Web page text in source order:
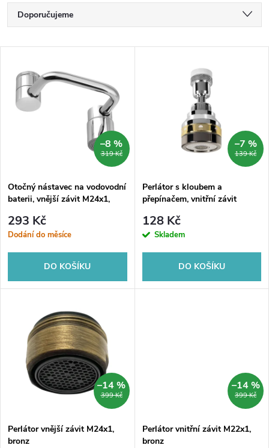
Ř
a
z
e
p
r
o
d
Doporučujeme
Nejprodávanější
Abecedně
ý
p
s
p
r
ů
319 Kč
–8 %
Otočný nástavec na vodovodní
baterii, vnější závit M24x1,
293 Kč
Dodání do měsíce
DO KOŠÍKU
139 Kč
–7 %
Perlátor s kloubem a
přepínačem, vnitřní závit
chrom
128 Kč
Skladem
DO KOŠÍKU
399 Kč
–14 %
Perlátor vnější závit M24x1,
bronz
399 Kč
–14 %
Perlátor vnitřní závit M22x1,
bronz